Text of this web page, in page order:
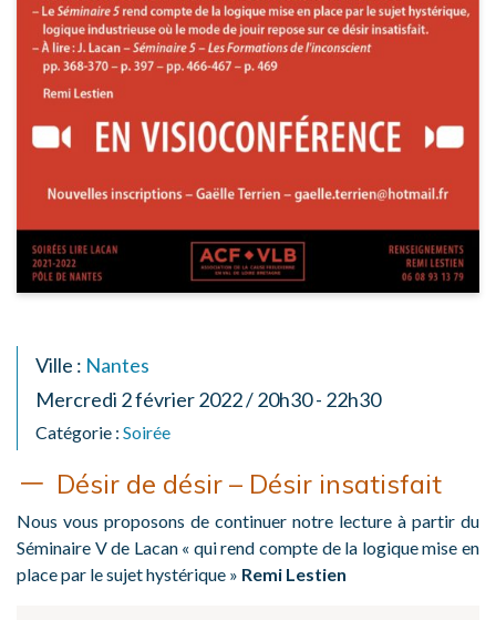
Ville : Nantes
Mercredi 2 février 2022 / 20h30 - 22h30
Catégorie : Soirée
Désir de désir – Désir insatisfait
Nous vous proposons de continuer notre lecture à partir du
Séminaire V de Lacan « qui rend compte de la logique mise en
place par le sujet hystérique » Remi Lestien